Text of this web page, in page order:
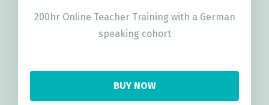
200hr Online Teacher Training with a German
speaking cohort
BUY NOW